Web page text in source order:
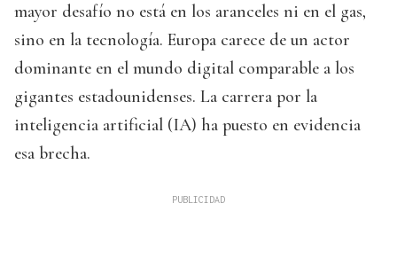
mayor desafío no está en los aranceles ni en el gas,
sino en la tecnología. Europa carece de un actor
dominante en el mundo digital comparable a los
gigantes estadounidenses. La carrera por la
inteligencia artificial (IA) ha puesto en evidencia
esa brecha.